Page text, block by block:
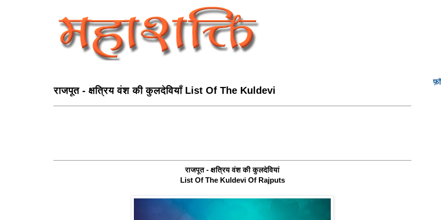
राजपूत - क्षत्रिय वंश की कुलदेवियाँ List Of The Kuldevi
राजपूत - क्षत्रिय वंश की कुलदेवियां
List Of The Kuldevi Of Rajputs